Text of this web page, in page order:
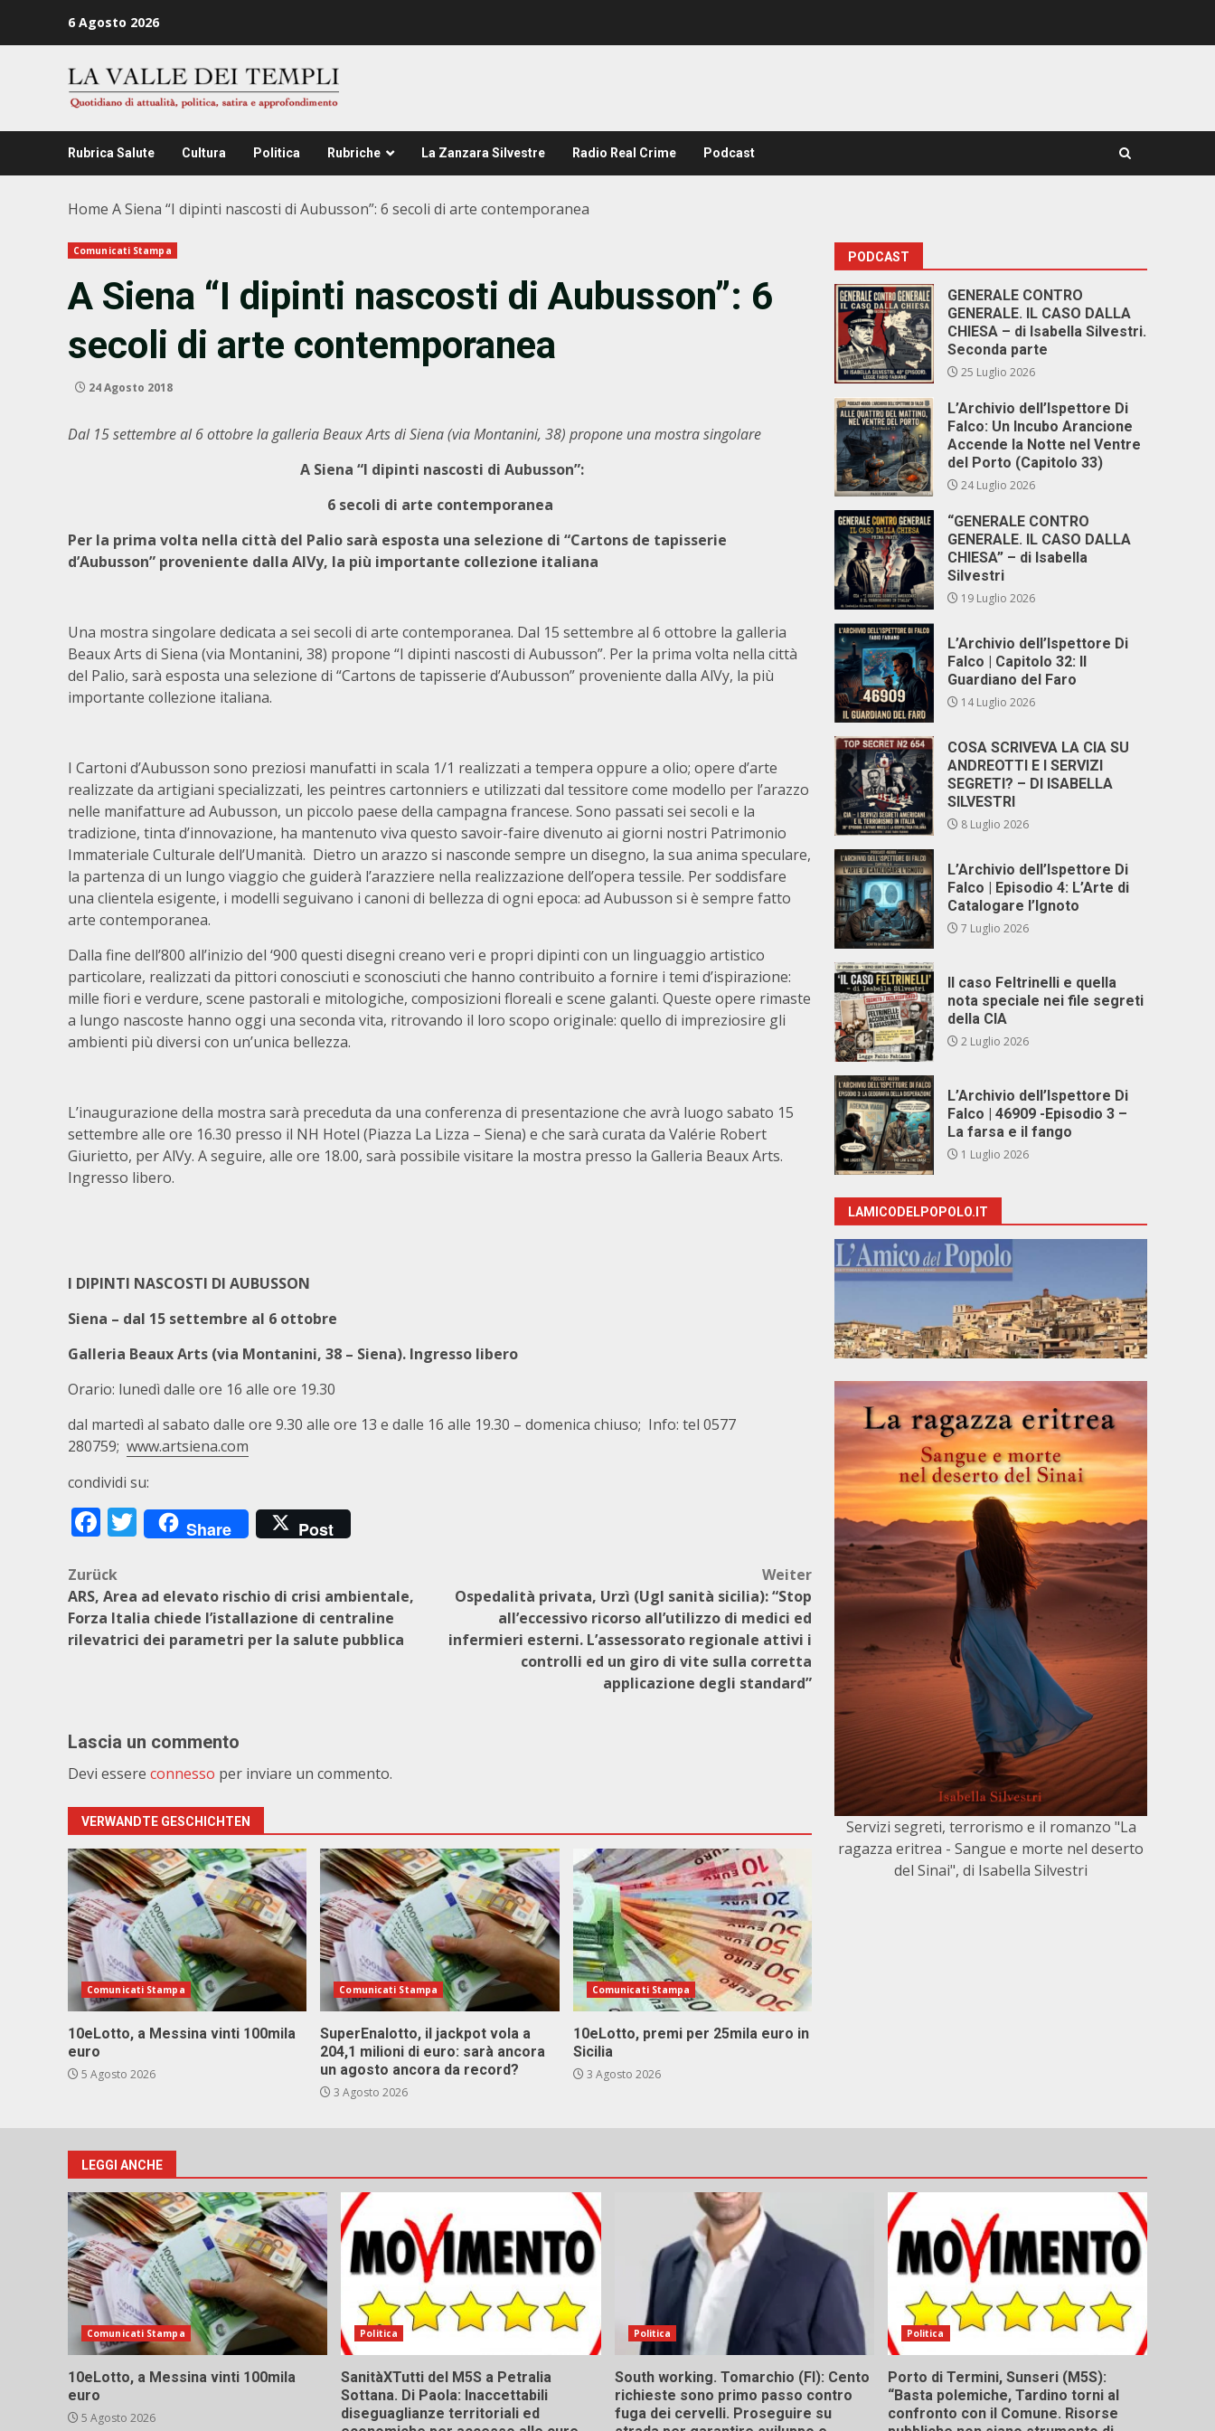
6 Agosto 2026
Rubrica Salute Cultura Politica Rubriche La Zanzara Silvestre Radio Real Crime Podcast
Home A Siena “I dipinti nascosti di Aubusson”: 6 secoli di arte contemporanea
Comunicati Stampa
A Siena “I dipinti nascosti di Aubusson”: 6
secoli di arte contemporanea
24 Agosto 2018
Dal 15 settembre al 6 ottobre la galleria Beaux Arts di Siena (via Montanini, 38) propone una mostra singolare
A Siena “I dipinti nascosti di Aubusson”:
6 secoli di arte contemporanea
Per la prima volta nella città del Palio sarà esposta una selezione di “Cartons de tapisserie
d’Aubusson” proveniente dalla AlVy, la più importante collezione italiana
Una mostra singolare dedicata a sei secoli di arte contemporanea. Dal 15 settembre al 6 ottobre la galleria
Beaux Arts di Siena (via Montanini, 38) propone “I dipinti nascosti di Aubusson”. Per la prima volta nella città
del Palio, sarà esposta una selezione di “Cartons de tapisserie d’Aubusson” proveniente dalla AlVy, la più
importante collezione italiana.
I Cartoni d’Aubusson sono preziosi manufatti in scala 1/1 realizzati a tempera oppure a olio; opere d’arte
realizzate da artigiani specializzati, les peintres cartonniers e utilizzati dal tessitore come modello per l’arazzo
nelle manifatture ad Aubusson, un piccolo paese della campagna francese. Sono passati sei secoli e la
tradizione, tinta d’innovazione, ha mantenuto viva questo savoir-faire divenuto ai giorni nostri Patrimonio
Immateriale Culturale dell’Umanità. Dietro un arazzo si nasconde sempre un disegno, la sua anima speculare,
la partenza di un lungo viaggio che guiderà l’arazziere nella realizzazione dell’opera tessile. Per soddisfare
una clientela esigente, i modelli seguivano i canoni di bellezza di ogni epoca: ad Aubusson si è sempre fatto
arte contemporanea.
Dalla fine dell’800 all’inizio del ‘900 questi disegni creano veri e propri dipinti con un linguaggio artistico
particolare, realizzati da pittori conosciuti e sconosciuti che hanno contribuito a fornire i temi d’ispirazione:
mille fiori e verdure, scene pastorali e mitologiche, composizioni floreali e scene galanti. Queste opere rimaste
a lungo nascoste hanno oggi una seconda vita, ritrovando il loro scopo originale: quello di impreziosire gli
ambienti più diversi con un’unica bellezza.
L’inaugurazione della mostra sarà preceduta da una conferenza di presentazione che avrà luogo sabato 15
settembre alle ore 16.30 presso il NH Hotel (Piazza La Lizza – Siena) e che sarà curata da Valérie Robert
Giurietto, per AlVy. A seguire, alle ore 18.00, sarà possibile visitare la mostra presso la Galleria Beaux Arts.
Ingresso libero.
I DIPINTI NASCOSTI DI AUBUSSON
Siena – dal 15 settembre al 6 ottobre
Galleria Beaux Arts (via Montanini, 38 – Siena). Ingresso libero
Orario: lunedì dalle ore 16 alle ore 19.30
dal martedì al sabato dalle ore 9.30 alle ore 13 e dalle 16 alle 19.30 – domenica chiuso; Info: tel 0577
280759; www.artsiena.com
condividi su:
Facebook
Twitter
Share Post
Beitragsnavigation
Zurück
ARS, Area ad elevato rischio di crisi ambientale,
Forza Italia chiede l’istallazione di centraline
rilevatrici dei parametri per la salute pubblica
Weiter
Ospedalità privata, Urzì (Ugl sanità sicilia): “Stop
all’eccessivo ricorso all’utilizzo di medici ed
infermieri esterni. L’assessorato regionale attivi i
controlli ed un giro di vite sulla corretta
applicazione degli standard”
Lascia un commento
Devi essere connesso per inviare un commento.
VERWANDTE GESCHICHTEN
Comunicati Stampa
10eLotto, a Messina vinti 100mila
euro
5 Agosto 2026
Comunicati Stampa
SuperEnalotto, il jackpot vola a
204,1 milioni di euro: sarà ancora
un agosto ancora da record?
3 Agosto 2026
Comunicati Stampa
10eLotto, premi per 25mila euro in
Sicilia
3 Agosto 2026
PODCAST
GENERALE CONTRO
GENERALE. IL CASO DALLA
CHIESA – di Isabella Silvestri.
Seconda parte
25 Luglio 2026
L’Archivio dell’Ispettore Di
Falco: Un Incubo Arancione
Accende la Notte nel Ventre
del Porto (Capitolo 33)
24 Luglio 2026
“GENERALE CONTRO
GENERALE. IL CASO DALLA
CHIESA” – di Isabella
Silvestri
19 Luglio 2026
L’Archivio dell’Ispettore Di
Falco | Capitolo 32: Il
Guardiano del Faro
14 Luglio 2026
COSA SCRIVEVA LA CIA SU
ANDREOTTI E I SERVIZI
SEGRETI? – DI ISABELLA
SILVESTRI
8 Luglio 2026
L’Archivio dell’Ispettore Di
Falco | Episodio 4: L’Arte di
Catalogare l’Ignoto
7 Luglio 2026
Il caso Feltrinelli e quella
nota speciale nei file segreti
della CIA
2 Luglio 2026
L’Archivio dell’Ispettore Di
Falco | 46909 -Episodio 3 –
La farsa e il fango
1 Luglio 2026
LAMICODELPOPOLO.IT
Servizi segreti, terrorismo e il romanzo "La
ragazza eritrea - Sangue e morte nel deserto
del Sinai", di Isabella Silvestri
LEGGI ANCHE
Comunicati Stampa
10eLotto, a Messina vinti 100mila
euro
5 Agosto 2026
Politica
SanitàXTutti del M5S a Petralia
Sottana. Di Paola: Inaccettabili
diseguaglianze territoriali ed
Politica
South working. Tomarchio (FI): Cento
richieste sono primo passo contro
fuga dei cervelli. Proseguire su
Politica
Porto di Termini, Sunseri (M5S):
“Basta polemiche, Tardino torni al
confronto con il Comune. Risorse